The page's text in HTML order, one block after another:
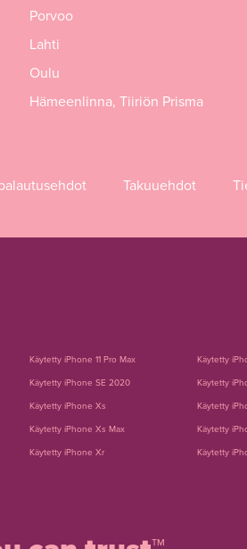
Porvoo
Lahti
Oulu
Hämeenlinna, Tiiriön Prisma
Takuuehdot
Käytetty iPhone 11 Pro Max
Käytetty iPhone SE 2020
Käytetty iPhone Xs
Käytetty iPhone Xs Max
Käytetty iPhone Xr
Käytetty
Käytetty
Käytetty
Käytetty
Käytetty